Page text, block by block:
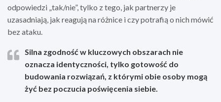
odpowiedzi „tak/nie”, tylko z tego, jak partnerzy je
uzasadniają, jak reagują na różnice i czy potrafią o nich mówić
bez ataku.
Silna zgodność w kluczowych obszarach nie
oznacza identyczności, tylko gotowość do
budowania rozwiązań, z którymi obie osoby mogą
żyć bez poczucia poświęcenia siebie.